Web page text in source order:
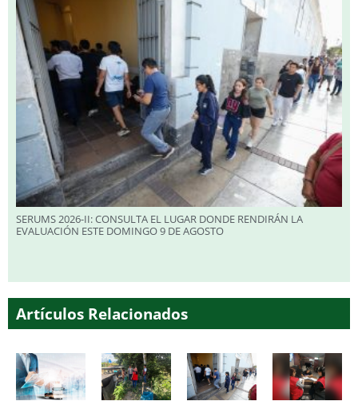
SERUMS 2026-II: CONSULTA EL LUGAR DONDE RENDIRÁN LA
EVALUACIÓN ESTE DOMINGO 9 DE AGOSTO
Artículos Relacionados